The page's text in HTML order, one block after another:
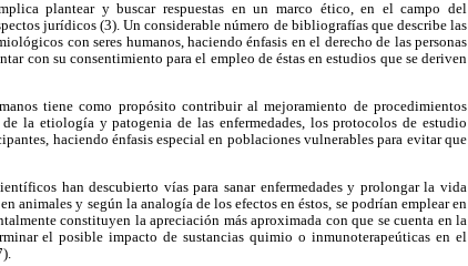
plantear y buscar respuestas en un marco ético, en el campo del
jurídicos (3). Un considerable número de bibliografías que describe las
con seres humanos, haciendo énfasis en el derecho de las personas
con su consentimiento para el empleo de éstas en estudios que se deriven
tiene como propósito contribuir al mejoramiento de procedimientos
la etiología y patogenia de las enfermedades, los protocolos de estudio
haciendo énfasis especial en poblaciones vulnerables para evitar que
han descubierto vías para sanar enfermedades y prolongar la vida
animales y según la analogía de los efectos en éstos, se podrían emplear en
constituyen la apreciación más aproximada con que se cuenta en la
el posible impacto de sustancias quimio o inmunoterapeúticas en el